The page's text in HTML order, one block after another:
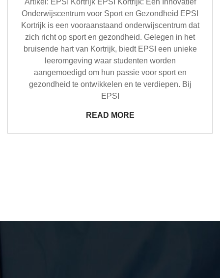
Artikel: EPSI Kortrijk EPSI Kortrijk: Een Innovatief
Onderwijscentrum voor Sport en Gezondheid EPSI
Kortrijk is een vooraanstaand onderwijscentrum dat
zich richt op sport en gezondheid. Gelegen in het
bruisende hart van Kortrijk, biedt EPSI een unieke
leeromgeving waar studenten worden
aangemoedigd om hun passie voor sport en
gezondheid te ontwikkelen en te verdiepen. Bij
EPSI
READ MORE